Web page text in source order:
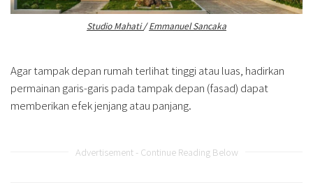
Studio Mahati/Emmanuel Sancaka
Agar tampak depan rumah terlihat tinggi atau luas, hadirkan
permainan garis-garis pada tampak depan (fasad) dapat
memberikan efek jenjang atau panjang.
Advertisement - Continue Reading Below